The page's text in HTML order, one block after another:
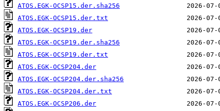
ATOS.EGK-OCSP15.der.sha256
ATOS.EGK-OCSP15.der.txt
ATOS.EGK-OCSP19.der
ATOS.EGK-OCSP19.der.sha256
ATOS.EGK-OCSP19.der.txt
ATOS.EGK-OCSP204.der
ATOS.EGK-OCSP204.der.sha256
ATOS.EGK-OCSP204.der.txt
ATOS.EGK-OCSP206.der